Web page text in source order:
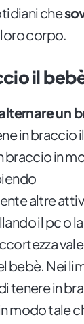
che
corpo.
il
un
in braccio
braccio in
altre
il pc o
bebè. Nei
tenere in
modo tale